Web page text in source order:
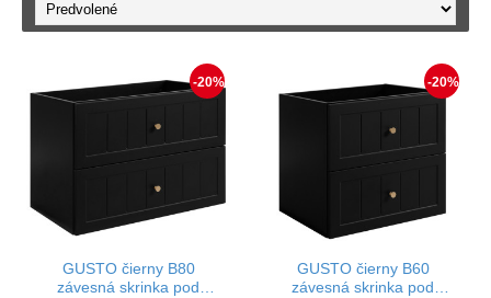
Praktickým prvkom je prevedeniezásuviek a dvierok s
každodennom používaní. Súčasťou balenia sú
tri sady
úchytiek: v čiernej, zlatej a striebornej farbe,vďaka
čomu si vzhľad nábytku ľahko zladíte s batériou alebo
Gusto ponúka skrinky odolné voči vlhkosti, ktoré poslúžia
na prehľadné uloženie uterákov, čistiacich prostriedkov
alebo iných potrieb, ktoré chcete mať v kúpeľni vždy po
-20%
GUSTO čierny B80
závesná skrinka pod
-20%
GUSTO čierny B60
závesná skrinka pod